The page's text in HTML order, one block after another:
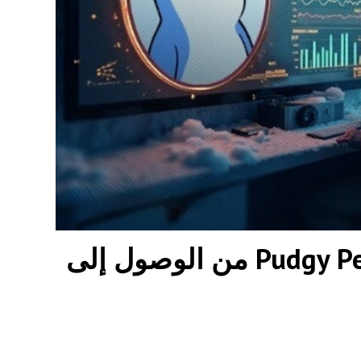
هل سيتمكن فريق Pudgy Penguins (PENGU) من الوصول إلى